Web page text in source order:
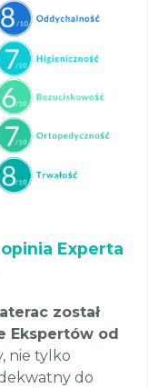
Experta
został
Ekspertów od
nie tylko
do